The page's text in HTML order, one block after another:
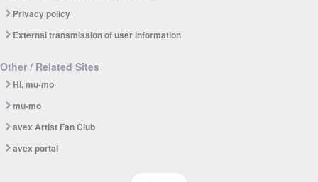
Privacy policy
External transmission of user information
Other / Related Sites
Hi, mu-mo
mu-mo
avex Artist Fan Club
avex portal